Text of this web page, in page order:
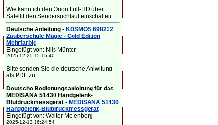
Wie kann ich den Orion Full-HD über
Satellit den Sendersuchlauf einschalten...
Deutsche Anleitung- KOSMOS 698232
Zauberschule Magic - Gold Edition
Mehrfarbig
Eingefügt von: Nils Münter
2025-12-25 15:15:40
Bitte senden Sie die deutsche Anlwitung
als PDF zu. ...
Deutsche Bedienungsanleitung für das
MEDISANA 51430 Handgelenk-
Blutdruckmessgerät- MEDISANA 51430
Handgelenk-Blutdruckmessgerät
Eingefügt von: Walter Meienberg
2025-12-13 16:24:54